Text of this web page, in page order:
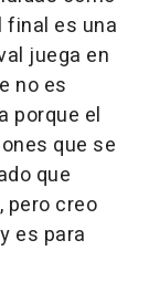
final es una
juega en
no es
porque el
que se
que
pero creo
es para